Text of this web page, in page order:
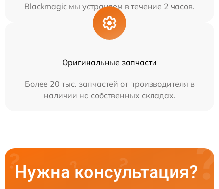
Blackmagic мы устраняем в течение 2 часов.
Оригинальные запчасти
Более 20 тыс. запчастей от производителя в
наличии на собственных складах.
Нужна консультация?